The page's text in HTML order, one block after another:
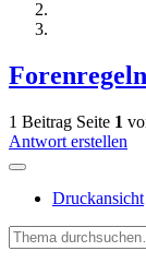
Forenregeln
1 Beitrag Seite 1
Antwort erstellen
Druckansicht